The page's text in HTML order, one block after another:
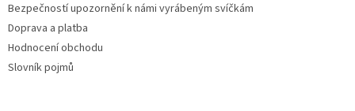
Bezpečností upozornění k námi vyrábeným svíčkám
Doprava a platba
Hodnocení obchodu
Slovník pojmů